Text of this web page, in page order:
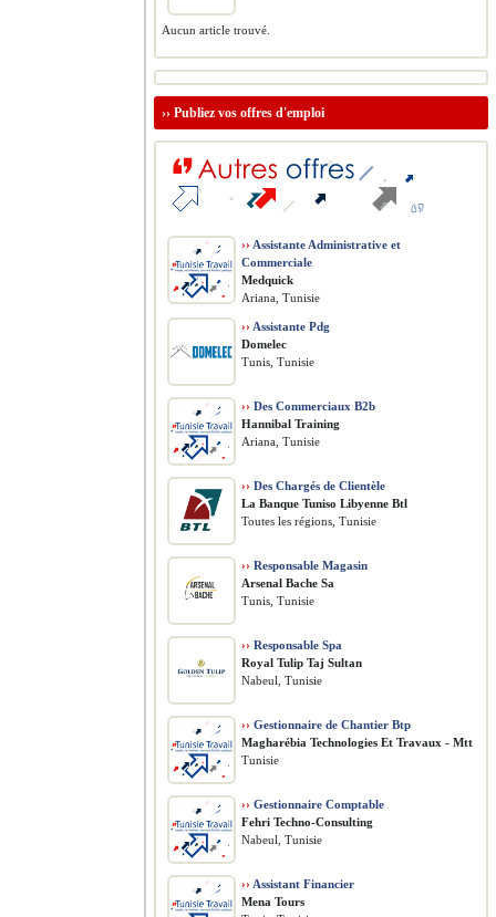
Aucun article trouvé.
›› Publiez vos offres d'emploi
›› Assistante Administrative et
Commerciale
Medquick
Ariana, Tunisie
›› Assistante Pdg
Domelec
Tunis, Tunisie
›› Des Commerciaux B2b
Hannibal Training
Ariana, Tunisie
›› Des Chargés de Clientèle
La Banque Tuniso Libyenne Btl
Toutes les régions, Tunisie
›› Responsable Magasin
Arsenal Bache Sa
Tunis, Tunisie
›› Responsable Spa
Royal Tulip Taj Sultan
Nabeul, Tunisie
›› Gestionnaire de Chantier Btp
Magharébia Technologies Et Travaux - Mtt
Tunisie
›› Gestionnaire Comptable
Fehri Techno-Consulting
Nabeul, Tunisie
›› Assistant Financier
Mena Tours